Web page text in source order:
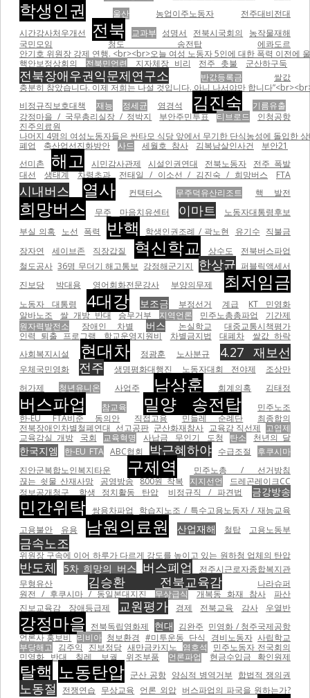
학생인권 울산 농업이주노동자
전주대비전대
시간강사처우개선
전북 교과부 성명서 전북시국회의
농작물재해
국민모임
청도 송전탑
에콰도르
안기호 위원장 강제 연행. <br><br>오늘 여성 노동자 5인에 대한 폭력 이전
핵안보정상회의
전북민언련 지자체장 비리 전주 촛불 군산하구둑
전북장애우권익문제연구소 반값등록금
쌀값
충분히 참았습니다. 이제 저희는 나설 것입니다. 아니 나서야만 합니다
비정규직보호대책
재능 정세균 염경석 김진숙
기름유출
강정마을 / 국무총리실장 / 정박지
부안주민투표 티브로드
인청공항
진주의료원
나머지 4명의 여성노동자들은 싼타모 식당 앞에서 무기한 단식농성에 돌입한
폐업
축산업선진화방안 사드 세월호 참사 김복남살인사건
부안21
선미촌
해고 시민감사관제 시설인권연대 전북노동자
전주 폭발
대선
생태계 차령초과 전태일 / 이소선 / 김진숙 / 희망버스 FTA
시내버스 열사 컨택터스 무주덕유산리조트 핵 발전
희망버스 무주 마음치유센터 이마트
노동자대통령후보
부실 의혹
노선 폭력 반핵 학생인권조례 / 곽노현 유기수 직불금
장자연
세이브존 직장갑질 혁신학교 상수도
전북버스파업
철도공사 36명 무더기 해고통보 강정해군기지 한상균 퍼블릭액세서
진보당
박대용 영어회화전문강사 부양의무제 최저임금
노동자 대통령 4대강 보조금 부정선거 계급
KT 민영화
알바노조
쌀 개방 반대 승무거부 지역언론 민주노총총파업
기간제
원자력발전소
장애인 차별 버스 논실학교
대중교통시책평가
인력 퇴출 프로그램
학교운영지원비 차별금지법 대폐차
쌀값 하락
사회복지시설
현대차 정광훈 노사분규 4.27 재보선
우체국민영화 전주 생명평화대행진 노동자대회 전야제
조상만
허가제
청년유니온 사업주 남상훈 회계의혹 김태정
버스파업 참교육 밀양 송전탑
민주노조
한-EU FTA비준 동의안
직접고용 민들레 순례단
최종합의
전북장애인차별철폐연대 선고공판 군산화재참사 교육감 직선제 고엽제
교육감실 개방
국회 교육혁명 사납금 무인기 도청 탄소 천년의 달
한국지엠 한-EU FTA ABC협회 박근혜하야 수급조절
후쿠시마
진안군복합노인복지타운
구제역
민주노총 / 선거방침
끊는 쇳물 산재사망
공영방송 800원 착복 지지선언
드레곤레이크CC
정보공개청구
학생 정치활동 탄압 비정규직 / 파견법 금강방송
민간위탁 쌍용차파업
학습지노조 / 특수고용노동자 / 재능교육
고용불안
유용 남원의료원 산업재해 철탑 고용노동부
금속노조
위원장 구속에 이어 하루가 다르게 강도를 높이고 있는 원하청 업체의 탄압
반도체 5차 희망의 버스 버스폐업
전주시근로자종합복지관
무형유산
김승환 전북교육감
나라슈퍼
원전 / 후쿠시마 / 동일본대지진
무상급식 개복동 화재 참사
파산
진보교육감
장애등급제 교원평가 경제 전북교육 감사 우열반
강정마을 전북독립영화제 현대 김완주 민영화 / 청주국제공항
언론사 홍보비 리비아 청보환경 #미투운동 단식 경비노동자 사립학교
부당해고 김주익 진보정당 새만금카지노 염호석
민주노동자 전국회의
민영화 반대
칠레 보궐 위조부품 언론파업 현금수입금 확인원제
탈핵 노동탄압 군산 공항 양심적 병역거부 합법적 쟁의권
노동절 전쟁연습 무상교육 언론 외압 버스파업의 파국을 원하는가?